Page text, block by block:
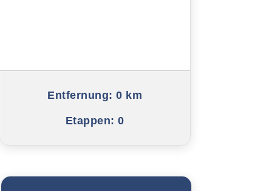
Bilbao
Donostia-San Sebastián
Entfernung: 0 km
Etappen: 0